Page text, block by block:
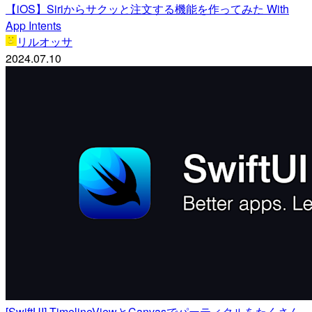
【iOS】Siriからサクッと注文する機能を作ってみた With
App Intents
リルオッサ
2024.07.10